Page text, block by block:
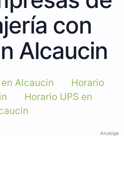
con
Alcaucin
Alcaucin
Horario
Horario UPS en
Anzeige